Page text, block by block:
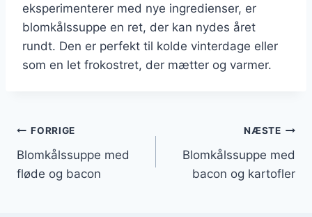
eksperimenterer med nye ingredienser, er
blomkålssuppe en ret, der kan nydes året
rundt. Den er perfekt til kolde vinterdage eller
som en let frokostret, der mætter og varmer.
Indlægsnavigation
FORRIGE
Blomkålssuppe med
fløde og bacon
NÆSTE
Blomkålssuppe med
bacon og kartofler